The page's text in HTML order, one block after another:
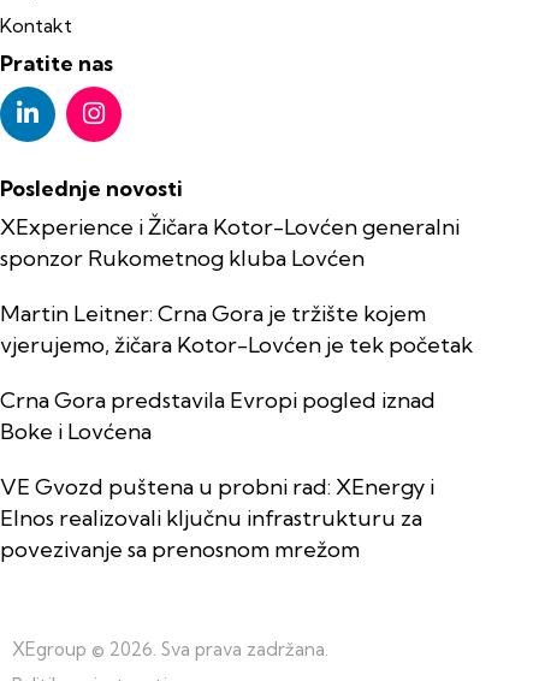
Kontakt
Pratite nas
Poslednje novosti
XExperience i Žičara Kotor-Lovćen generalni
sponzor Rukometnog kluba Lovćen
Martin Leitner: Crna Gora je tržište kojem
vjerujemo, žičara Kotor-Lovćen je tek početak
Crna Gora predstavila Evropi pogled iznad
Boke i Lovćena
VE Gvozd puštena u probni rad: XEnergy i
Elnos realizovali ključnu infrastrukturu za
povezivanje sa prenosnom mrežom
XEgroup © 2026. Sva prava zadržana.